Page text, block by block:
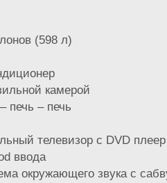
(598 л)
камерой
печь – печь
телевизор с DVD плеер
ввода
окружающего звука с